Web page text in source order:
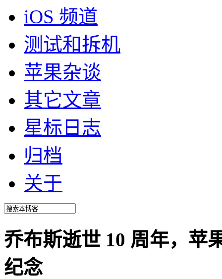
iOS 频道
测试和拆机
苹果杂谈
其它文章
星标日志
归档
关于
乔布斯逝世 10 周年，苹
纪念